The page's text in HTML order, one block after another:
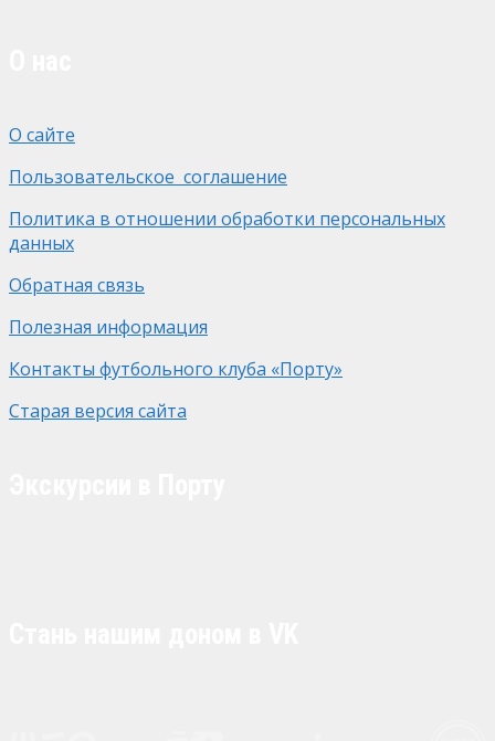
О сайте
Пользовательское соглашение
Политика в отношении обработки персональных
данных
Обратная связь
Полезная информация
Контакты футбольного клуба «Порту»
Старая версия сайта